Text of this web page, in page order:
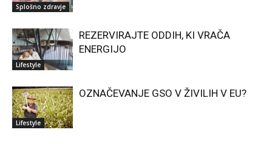
Splošno zdravje
Lifestyle
REZERVIRAJTE ODDIH, KI VRAČA
ENERGIJO
Lifestyle
OZNAČEVANJE GSO V ŽIVILIH V EU?